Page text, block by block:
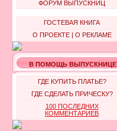
ФОРУМ ВЫПУСКНИЦ
ГОСТЕВАЯ КНИГА
О ПРОЕКТЕ| О РЕКЛАМЕ
В ПОМОЩЬ ВЫПУСКНИЦЕ
ГДЕ КУПИТЬ ПЛАТЬЕ?
ГДЕ СДЕЛАТЬ ПРИЧЕСКУ?
100 ПОСЛЕДНИХ
КОММЕНТАРИЕВ